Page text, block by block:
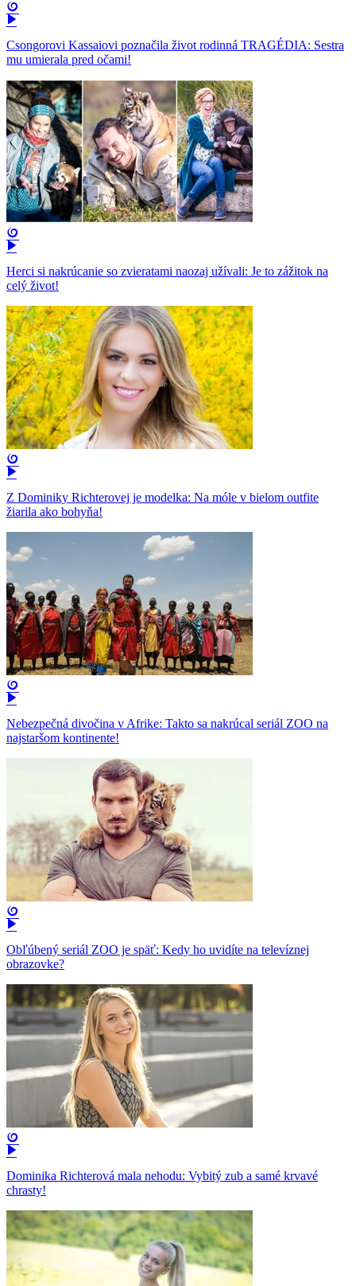
Csongorovi Kassaiovi poznačila život rodinná TRAGÉDIA: Sestra
mu umierala pred očami!
Herci si nakrúcanie so zvieratami naozaj užívali: Je to zážitok na
celý život!
Z Dominiky Richterovej je modelka: Na móle v bielom outfite
žiarila ako bohyňa!
Nebezpečná divočina v Afrike: Takto sa nakrúcal seriál ZOO na
najstaršom kontinente!
Obľúbený seriál ZOO je späť: Kedy ho uvidíte na televíznej
obrazovke?
Dominika Richterová mala nehodu: Vybitý zub a samé krvavé
chrasty!